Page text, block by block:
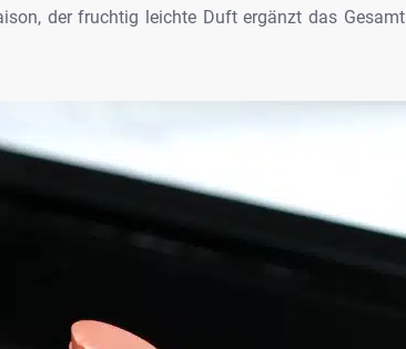
der fruchtig leichte Duft ergänzt das